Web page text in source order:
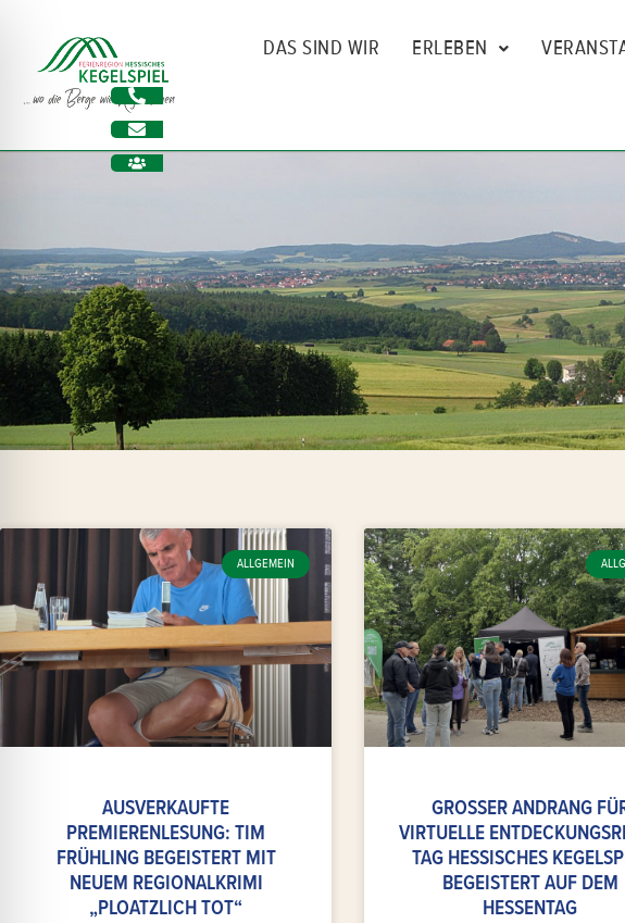
springen
DAS SIND WIR ERLEBEN
ALLGEMEIN
AUSVERKAUFTE
PREMIERENLESUNG: TIM
FRÜHLING BEGEISTERT MIT
NEUEM REGIONALKRIMI
„PLOATZLICH TOT“
GROSSER ANDRANG FÜR
IRTUELLE
AG HESSISCHES
EGEISTERT AUF DEM H
ESSENTAG
SeiteSeiteSeite
freundlicher Modus
sicherer Modus